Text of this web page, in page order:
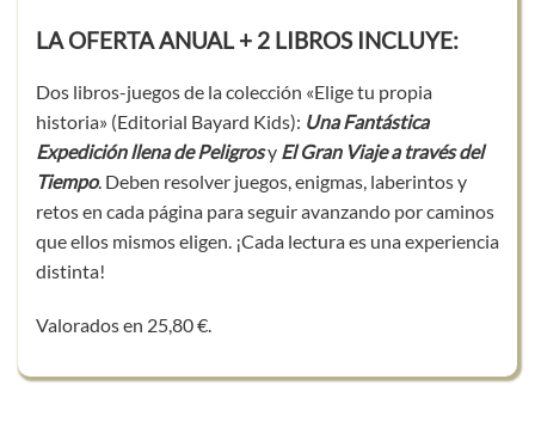
LA OFERTA ANUAL + 2 LIBROS INCLUYE:
Dos libros-juegos de la colección «Elige tu propia
historia» (Editorial Bayard Kids): Una Fantástica
Expedición llena de Peligrosy El Gran Viaje a través del
Tiempo. Deben resolver juegos, enigmas, laberintos y
retos en cada página para seguir avanzando por caminos
que ellos mismos eligen. ¡Cada lectura es una experiencia
distinta!
Valorados en 25,80 €.